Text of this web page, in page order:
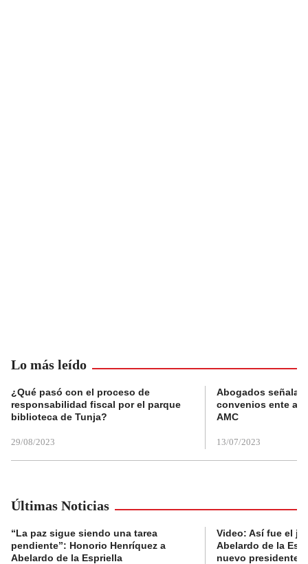
Lo más leído
¿Qué pasó con el proceso de
responsabilidad fiscal por el parque
biblioteca de Tunja?
29/08/2023
Abogados
convenios ente
AMC
13/07/2023
Últimas Noticias
“La paz sigue siendo una tarea
pendiente”: Honorio Henríquez a
Abelardo de la Espriella
Video: Así fue el
Abelardo de la
nuevo presidente